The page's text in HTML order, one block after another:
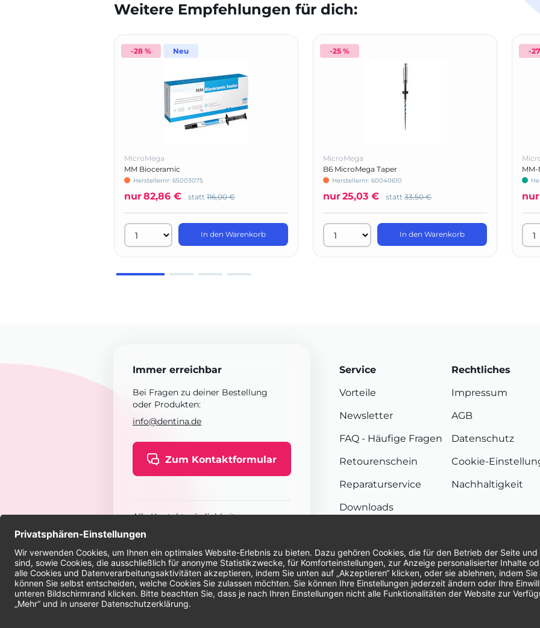
Weitere Empfehlungen für dich:
-28 % Neu
MicroMega
MM Bioceramic
Herstellernr: 65003075
nur82,86 € statt 116,00 €
In den Warenkorb
-25 %
MicroMega
B6 MicroMega Taper
Herstellernr: 60040610
nur25,03 € statt 33,50 €
In den Warenkorb
-
MM-
nur
Immer erreichbar
Bei Fragen zu deiner Bestellung
oder Produkten:
info@dentina.de
Zum Kontaktformular
Alle Kontaktmöglichkeiten
Service
Vorteile
Newsletter
FAQ - Häufige Fragen
Retourenschein
Reparaturservice
Downloads
Rechtliches
Impressum
AGB
Datenschutz
Cookie-
Nachhaltigkeit